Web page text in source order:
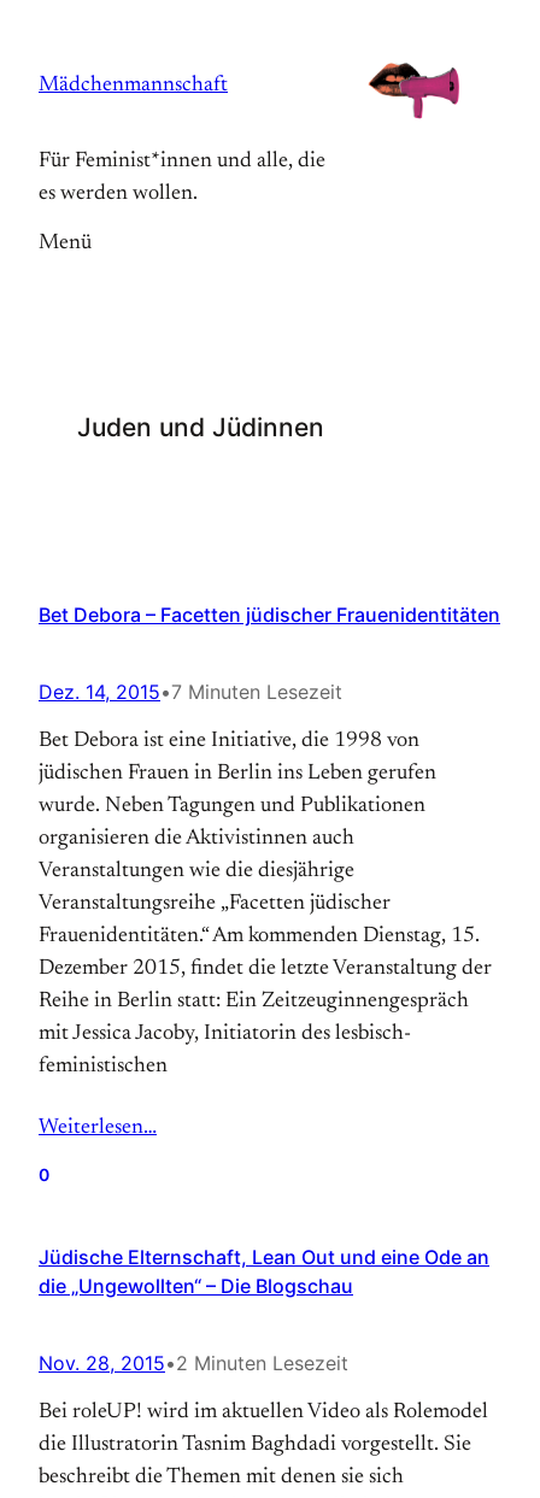
springen
Mädchenmannschaft
Für Feminist*innen und alle, die
es werden wollen.
Menü
Juden und Jüdinnen
Bet Debora – Facetten jüdischer Frauenidentitäten
Dez. 14, 2015•7 Minuten Lesezeit
Bet Debora ist eine Initiative, die 1998 von
jüdischen Frauen in Berlin ins Leben gerufen
wurde. Neben Tagungen und Publikationen
organisieren die Aktivistinnen auch
Veranstaltungen wie die diesjährige
Veranstaltungsreihe „Facetten jüdischer
Frauenidentitäten.“ Am kommenden Dienstag, 15.
Dezember 2015, findet die letzte Veranstaltung der
Reihe in Berlin statt: Ein Zeitzeuginnengespräch
mit Jessica Jacoby, Initiatorin des lesbisch-
feministischen
Weiterlesen…
0
Jüdische Elternschaft, Lean Out und eine Ode an
die „Ungewollten“ – Die Blogschau
Nov. 28, 2015•2 Minuten Lesezeit
Bei roleUP! wird im aktuellen Video als Rolemodel
die Illustratorin Tasnim Baghdadi vorgestellt. Sie
beschreibt die Themen mit denen sie sich